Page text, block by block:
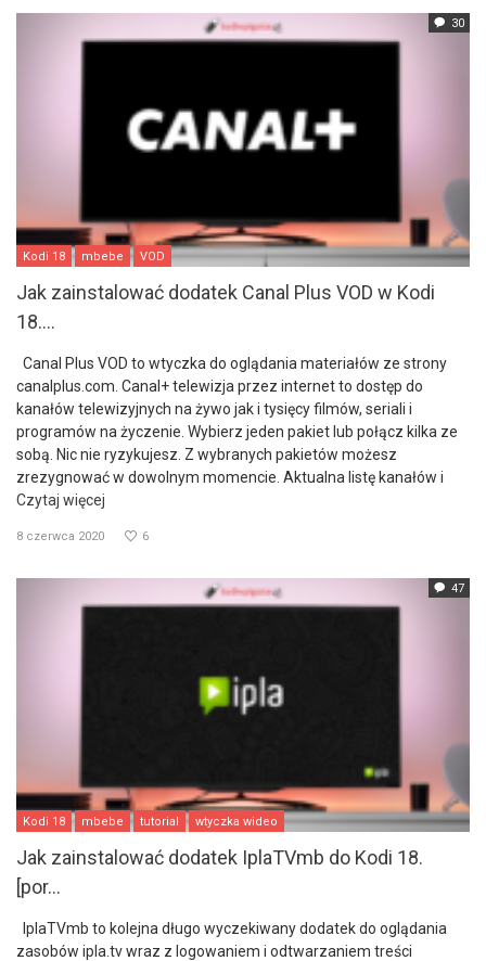
30
Kodi 18 mbebe VOD
Jak zainstalować dodatek Canal Plus VOD w Kodi
18....
Canal Plus VOD to wtyczka do oglądania materiałów ze strony
canalplus.com. Canal+ telewizja przez internet to dostęp do
kanałów telewizyjnych na żywo jak i tysięcy filmów, seriali i
programów na życzenie. Wybierz jeden pakiet lub połącz kilka ze
sobą. Nic nie ryzykujesz. Z wybranych pakietów możesz
zrezygnować w dowolnym momencie. Aktualna listę kanałów i
Czytaj więcej
8 czerwca 2020 6
47
Kodi 18 mbebe tutorial wtyczka wideo
Jak zainstalować dodatek IplaTVmb do Kodi 18.
[por...
IplaTVmb to kolejna długo wyczekiwany dodatek do oglądania
zasobów ipla.tv wraz z logowaniem i odtwarzaniem treści